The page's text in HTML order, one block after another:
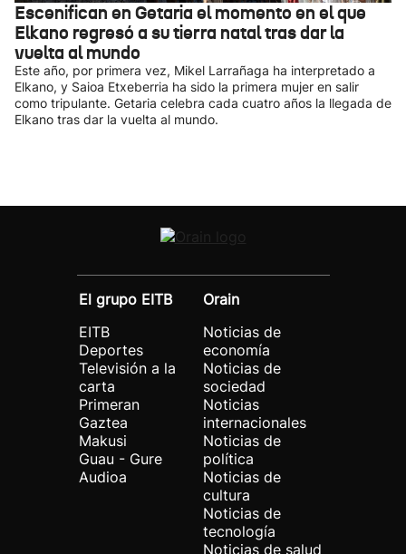
Escenifican en Getaria el momento en el que
Elkano regresó a su tierra natal tras dar la
vuelta al mundo
Este año, por primera vez, Mikel Larrañaga ha interpretado a
Elkano, y Saioa Etxeberria ha sido la primera mujer en salir
como tripulante. Getaria celebra cada cuatro años la llegada de
Elkano tras dar la vuelta al mundo.
El grupo EITB
EITB
Deportes
Televisión a la
carta
Primeran
Gaztea
Makusi
Guau - Gure
Audioa
Orain
Noticias de
economía
Noticias de
sociedad
Noticias
internacionales
Noticias de
política
Noticias de
cultura
Noticias de
tecnología
Noticias de salud